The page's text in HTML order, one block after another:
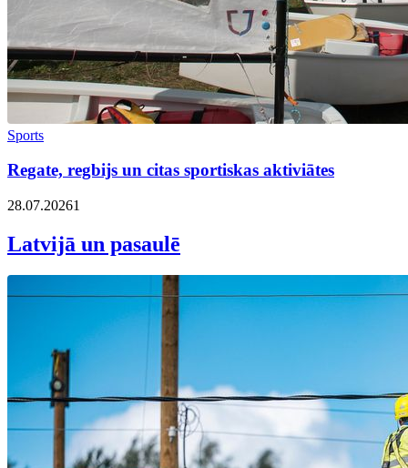
Sports
Regate, regbijs un citas sportiskas aktiviātes
28.07.20261
Latvijā un pasaulē